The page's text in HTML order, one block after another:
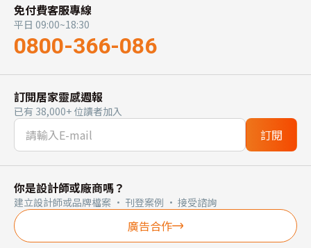
免付費客服專線
平日 09:00~18:30
0800-366-086
訂閱居家靈感週報
已有 38,000+ 位讀者加入
訂閱
你是設計師或廠商嗎？
建立設計師或品牌檔案 · 刊登案例 · 接受諮詢
廣告合作